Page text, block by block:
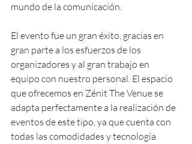
mundo de la comunicación.
El evento fue un gran éxito, gracias en
gran parte a los esfuerzos de los
organizadores y al gran trabajo en
equipo con nuestro personal. El espacio
que ofrecemos en Zénit The Venue se
adapta perfectamente a la realización de
eventos de este tipo, ya que cuenta con
todas las comodidades y tecnología